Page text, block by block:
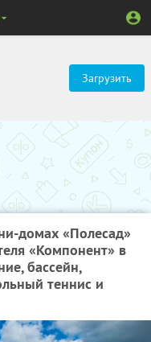
Загрузить
домах «Полесад»
«Компонент» в
бассейн,
теннис и